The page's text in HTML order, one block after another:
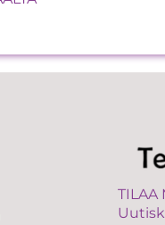
TILAA